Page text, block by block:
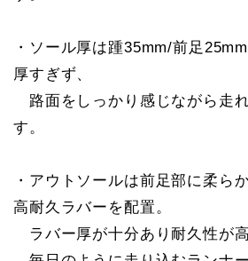
・ソール厚は踵35mm/前足
厚すぎず、
路面をしっかり感じながら走
す。
・アウトソールは前足部に柔ら
高耐久ラバーを配置。
ラバー厚が十分あり耐久性が高